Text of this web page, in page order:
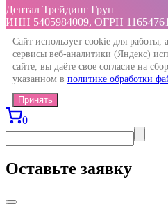
Дентал Трейдинг Груп
ИНН 5405984009, ОГРН
Сайт использует cookie для работы,
сервисы веб-аналитики (Яндекс)
сайте, вы даёте свое согласие на
указанном в политике обработки
Принять
0
Оставьте заявку